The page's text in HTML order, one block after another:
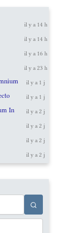
il y a 14 h
il y a 14 h
il y a 16 h
il y a 23 h
il y a 1 j
il y a 1 j
In il y a 2 j
il y a 2 j
il y a 2 j
il y a 2 j